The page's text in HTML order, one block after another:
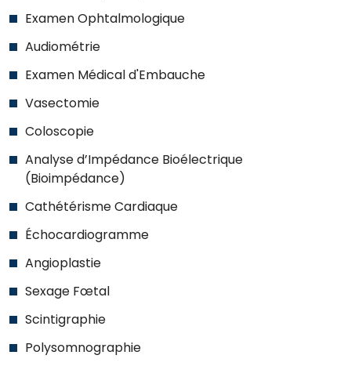
Examen Ophtalmologique
Audiométrie
Examen Médical d'Embauche
Vasectomie
Coloscopie
Analyse d’Impédance Bioélectrique
(Bioimpédance)
Cathétérisme Cardiaque
Échocardiogramme
Angioplastie
Sexage Fœtal
Scintigraphie
Polysomnographie